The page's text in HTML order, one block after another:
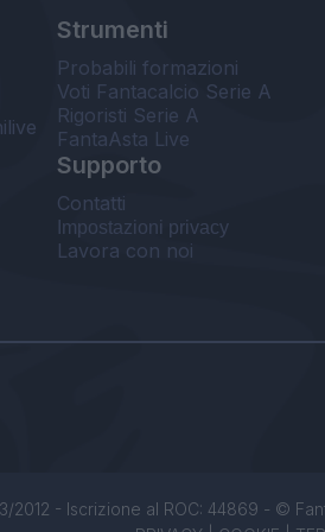
Strumenti
Probabili formazioni
Voti Fantacalcio Serie A
Rigoristi Serie A
FantaAsta Live
Supporto
Contatti
Impostazioni privacy
Lavora con noi
2012 - Iscrizione al ROC: 44869 - ©